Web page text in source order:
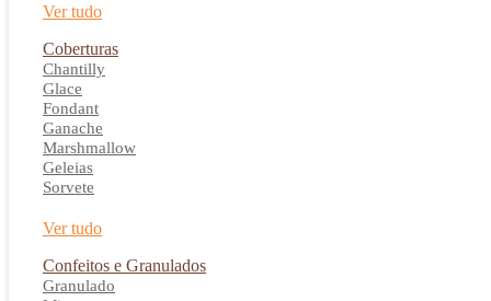
Ver tudo
Coberturas
Chantilly
Glace
Fondant
Ganache
Marshmallow
Geleias
Sorvete
Ver tudo
Confeitos e Granulados
Granulado